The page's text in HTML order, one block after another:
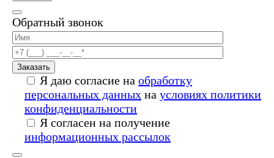
Обратный звонок
Заказать
Я даю согласие на обработку
персональных данных на условиях политики
конфиденциальности
Я согласен на получение
информационных рассылок